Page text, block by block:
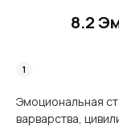
8.2
Эмоциональная
варварства,